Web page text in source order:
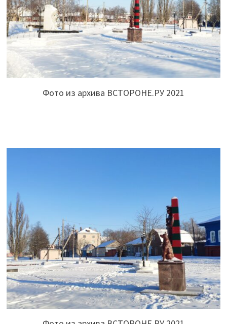
Фото из архива ВСТОРОНЕ.РУ 2021